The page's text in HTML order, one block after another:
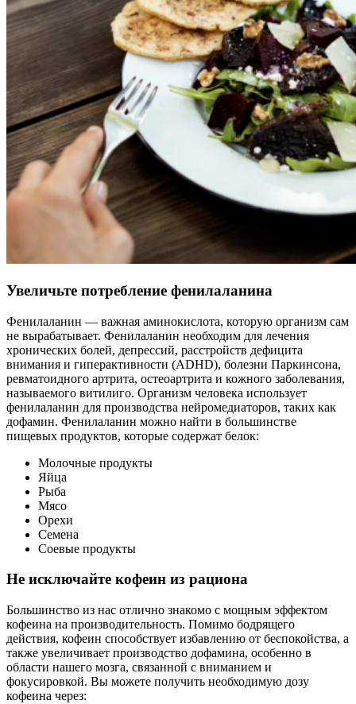
Увеличьте потребление фенилаланина
Фенилаланин — важная аминокислота, которую организм сам
не вырабатывает. Фенилаланин необходим для лечения
хронических болей, депрессий, расстройств дефицита
внимания и гиперактивности (ADHD), болезни Паркинсона,
ревматоидного артрита, остеоартрита и кожного заболевания,
называемого витилиго. Организм человека использует
фенилаланин для производства нейромедиаторов, таких как
дофамин. Фенилаланин можно найти в большинстве
пищевых продуктов, которые содержат белок:
Молочные продукты
Яйца
Рыба
Мясо
Орехи
Семена
Соевые продукты
Не исключайте кофеин из рациона
Большинство из нас отлично знакомо с мощным эффектом
кофеина на производительность. Помимо бодрящего
действия, кофеин способствует избавлению от беспокойства, а
также увеличивает производство дофамина, особенно в
области нашего мозга, связанной с вниманием и
фокусировкой. Вы можете получить необходимую дозу
кофеина через: